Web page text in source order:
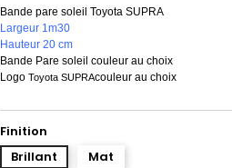
Bande pare soleil Toyota SUPRA
Largeur 1m30
Hauteur 20 cm
Bande Pare soleil couleur au choix
Logo Toyota SUPRAcouleur au choix
Finition
Brillant
Mat